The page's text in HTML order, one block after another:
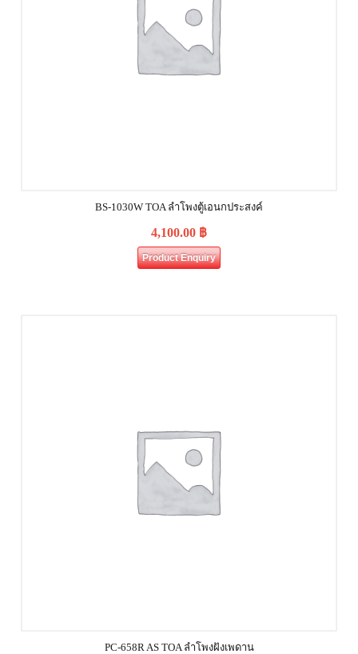
BS-1030W TOA ลำโพงตู้เอนกประสงค์
4,100.00 ฿
Product Enquiry
PC-658R AS TOA ลำโพงฝังเพดาน